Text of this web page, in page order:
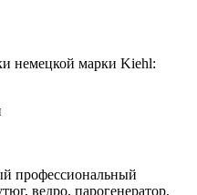
немецкой марки Kiehl:
профессиональный
ведро, парогенератор,